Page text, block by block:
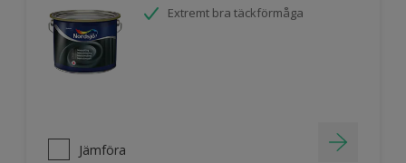
Extremt bra täckförmåga
Jämföra